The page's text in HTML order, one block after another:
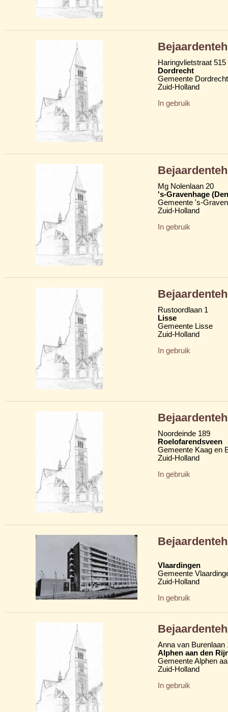
Haringvlietstraat 515
Dordrecht
Gemeente Dordrecht
Zuid-Holland
In gebruik
Mg Nolenlaan 20
's-Gravenhage
Gemeente 's-
Zuid-Holland
In gebruik
Rustoordlaan 1
Lisse
Gemeente Lisse
Zuid-Holland
In gebruik
Noordeinde 189
Roelofarendsveen
Gemeente Kaag en
Zuid-Holland
In gebruik
Vlaardingen
Gemeente
Zuid-Holland
In gebruik
Anna van Burenlaan
Alphen aan den
Gemeente Alphen
Zuid-Holland
In gebruik